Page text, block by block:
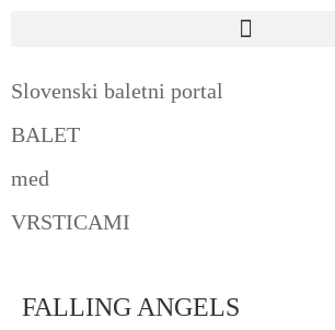
Slovenski baletni portal
BALET
med
VRSTICAMI
FALLING ANGELS